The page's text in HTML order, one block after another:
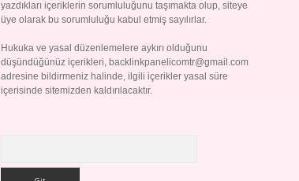
yazdıkları içeriklerin sorumluluğunu taşımakta olup, siteye
üye olarak bu sorumluluğu kabul etmiş sayılırlar.
Hukuka ve yasal düzenlemelere aykırı olduğunu
düşündüğünüz içerikleri, backlinkpanelicomtr@gmail.com
adresine bildirmeniz halinde, ilgili içerikler yasal süre
içerisinde sitemizden kaldırılacaktır.